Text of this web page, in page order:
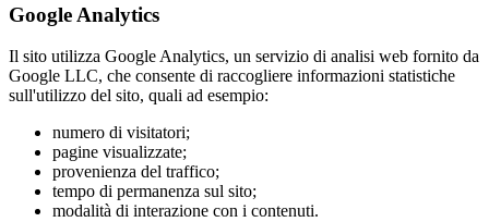
Google Analytics
Il sito utilizza Google Analytics, un servizio di analisi web fornito da
Google LLC, che consente di raccogliere informazioni statistiche
sull'utilizzo del sito, quali ad esempio:
numero di visitatori;
pagine visualizzate;
provenienza del traffico;
tempo di permanenza sul sito;
modalità di interazione con i contenuti.